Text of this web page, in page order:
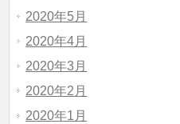
2020年5月
2020年4月
2020年3月
2020年2月
2020年1月